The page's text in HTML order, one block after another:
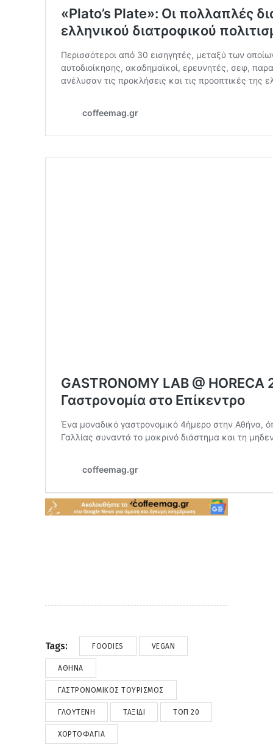
Tags: FOODIES VEGAN
ΑΘΉΝΑ
ΓΑΣΤΡΟΝΟΜΙΚΌΣ ΤΟΥΡΙΣΜΌΣ
ΓΛΟΥΤΈΝΗ ΤΑΞΊΔΙ ΤΟΠ 20
ΧΟΡΤΟΦΑΓΊΑ